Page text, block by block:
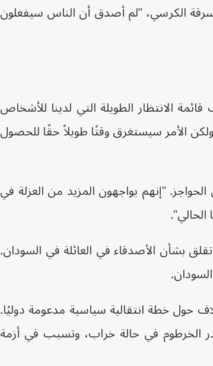
خضر زيد البالغة من العمر 20 عاما بعد سرقة الكرسي، "لم أصدق أن الناس سيفعلون
الانتظار الطويلة التي لدينا للأشخاص
الأمر سيستغرق وقتًا طويلاً حقًا للحصول
"إنهم يواجهون المزيد من العزلة في
بشأن الأصدقاء في العائلة في السودان.
حول خطة انتقالية سياسية مدعومة دوليًا.
الخرطوم في حالة خراب، وتسبب في أزمة